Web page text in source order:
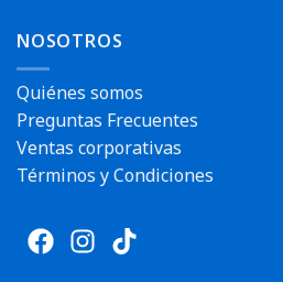
NOSOTROS
Quiénes somos
Preguntas Frecuentes
Ventas corporativas
Términos y Condiciones